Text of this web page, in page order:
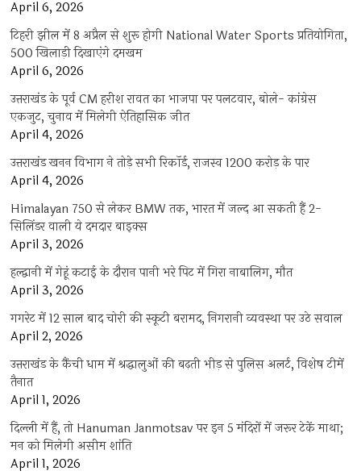
April 6, 2026
टिहरी झील में 8 अप्रैल से शुरू होगी National Water Sports प्रतियोगिता,
500 खिलाड़ी दिखाएंगे दमखम
April 6, 2026
उत्तराखंड के पूर्व CM हरीश रावत का भाजपा पर पलटवार, बोले- कांग्रेस
एकजुट, चुनाव में मिलेगी ऐतिहासिक जीत
April 4, 2026
उत्तराखंड खनन विभाग ने तोड़े सभी रिकॉर्ड, राजस्व 1200 करोड़ के पार
April 4, 2026
Himalayan 750 से लेकर BMW तक, भारत में जल्द आ सकती हैं 2-
सिलिंडर वाली ये दमदार बाइक्स
April 3, 2026
हल्द्वानी में गेहूं कटाई के दौरान पानी भरे पिट में गिरा नाबालिग, मौत
April 3, 2026
गगरेट में 12 साल बाद चोरी की स्कूटी बरामद, निगरानी व्यवस्था पर उठे सवाल
April 2, 2026
उत्तराखंड के कैंची धाम में श्रद्धालुओं की बढ़ती भीड़ से पुलिस अलर्ट, विशेष टीमें
तैनात
April 1, 2026
दिल्ली में हैं, तो Hanuman Janmotsav पर इन 5 मंदिरों में जरूर टेकें माथा;
मन को मिलेगी असीम शांति
April 1, 2026